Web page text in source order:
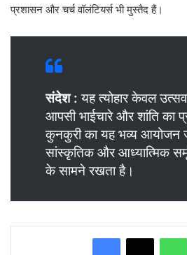
प्रशासन और चर्च वॉलंटियर्स भी मुस्तैद हैं।
संदेश : यह त्योहार केवल
आपसी भाईचारे और शांति का
कुनकुरी का यह भव्य आयोजन
सांस्कृतिक और आध्यात्मिक
के सामने रखता है।